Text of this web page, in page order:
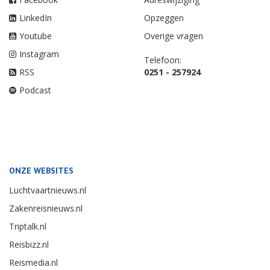
LinkedIn
Youtube
Instagram
RSS
Podcast
Opzeggen
Overige vragen
Telefoon:
0251 - 257924
ONZE WEBSITES
Luchtvaartnieuws.nl
Zakenreisnieuws.nl
Triptalk.nl
Reisbizz.nl
Reismedia.nl